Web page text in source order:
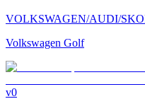
VOLKSWAGEN/AUDI/
Volkswagen Golf
v0